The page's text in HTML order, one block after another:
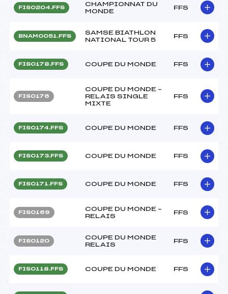
FIS0204.FFS
CHAMPIONNAT DU
MONDE
FFS
BNAM0051.FFS
SAMSE BIATHLON
NATIONAL TOUR 5
FFS
FIS0178.FFS COUPE DU MONDE FFS
FIS0176
COUPE DU MONDE –
RELAIS SINGLE
MIXTE
FFS
FIS0174.FFS COUPE DU MONDE FFS
FIS0173.FFS COUPE DU MONDE FFS
FIS0171.FFS COUPE DU MONDE FFS
FIS0169
COUPE DU MONDE –
RELAIS
FFS
FIS0120
COUPE DU MONDE
RELAIS
FFS
FIS0118.FFS COUPE DU MONDE FFS